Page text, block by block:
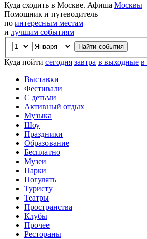
Куда сходить в Москве. Афиша Москвы
Помощник и путеводитель
по интересным местам
и лучшим событиям
Куда пойти сегодня завтра в выходные в
Выставки
Фестивали
С детьми
Активный отдых
Музыка
Шоу
Праздники
Образование
Бесплатно
Музеи
Парки
Погулять
Туристу
Театры
Пространства
Клубы
Прочее
Рестораны